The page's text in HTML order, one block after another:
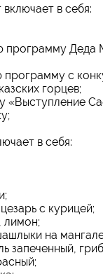
в себя:
программу Деда
программу с
горцев;
«Выступление
в себя:
с курицей;
лимон;
на
запеченный,